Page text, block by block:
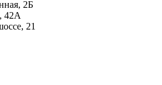
2Б
42А
21